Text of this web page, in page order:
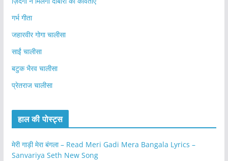
गर्भ गीता
जहारवीर गोगा चालीसा
साईं चालीसा
बटुक भैरव चालीसा
प्रेतराज चालीसा
हाल की पोस्ट्स
मेरी गाड़ी मेरा बंगला – Read Meri Gadi Mera Bangala Lyrics –
Sanvariya Seth New Song